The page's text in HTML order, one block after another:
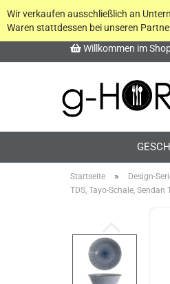
Willkommen im
Wir verkaufen ausschließlich an
Waren stattdessen bei unseren
Startseite » Design-
TDS, Tayo-Schale,